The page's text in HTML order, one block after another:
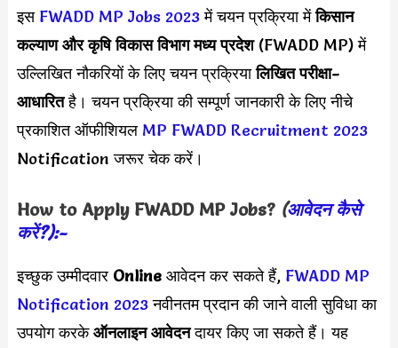
इस FWADD MP Jobs 2023में चयन प्रक्रिया मेंकिसान
कल्याण और कृषि विकास विभाग मध्य प्रदेश(FWADD MP) में
उल्लिखित नौकरियों के लिए चयन प्रक्रियालिखित परीक्षा-
आधारितहै। चयन प्रक्रिया की सम्पूर्ण जानकारी के लिए नीचे
प्रकाशित ऑफीशियल MP FWADD Recruitment 2023
Notification जरूर चेक करें।
How to Apply FWADD MP Jobs?(आवेदन कैसे
करें?):-
इच्छुक उम्मीदवार Online आवेदन कर सकते हैं, FWADD MP
Notification 2023नवीनतम प्रदान की जाने वाली सुविधा का
उपयोग करकेऑनलाइन आवेदनदायर किए जा सकते हैं। यह